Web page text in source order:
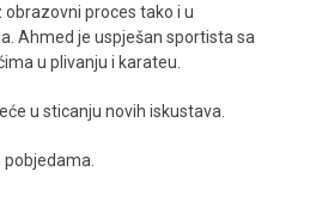
proces tako i u
Ahmed je uspješan sportista sa
u plivanju i karateu.
u sticanju novih iskustava.